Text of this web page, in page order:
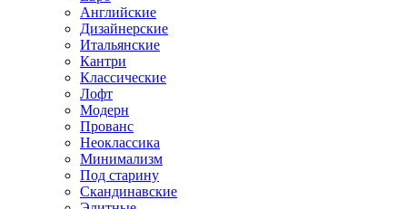
Английские
Дизайнерские
Итальянские
Кантри
Классические
Лофт
Модерн
Прованс
Неоклассика
Минимализм
Под старину
Скандинавские